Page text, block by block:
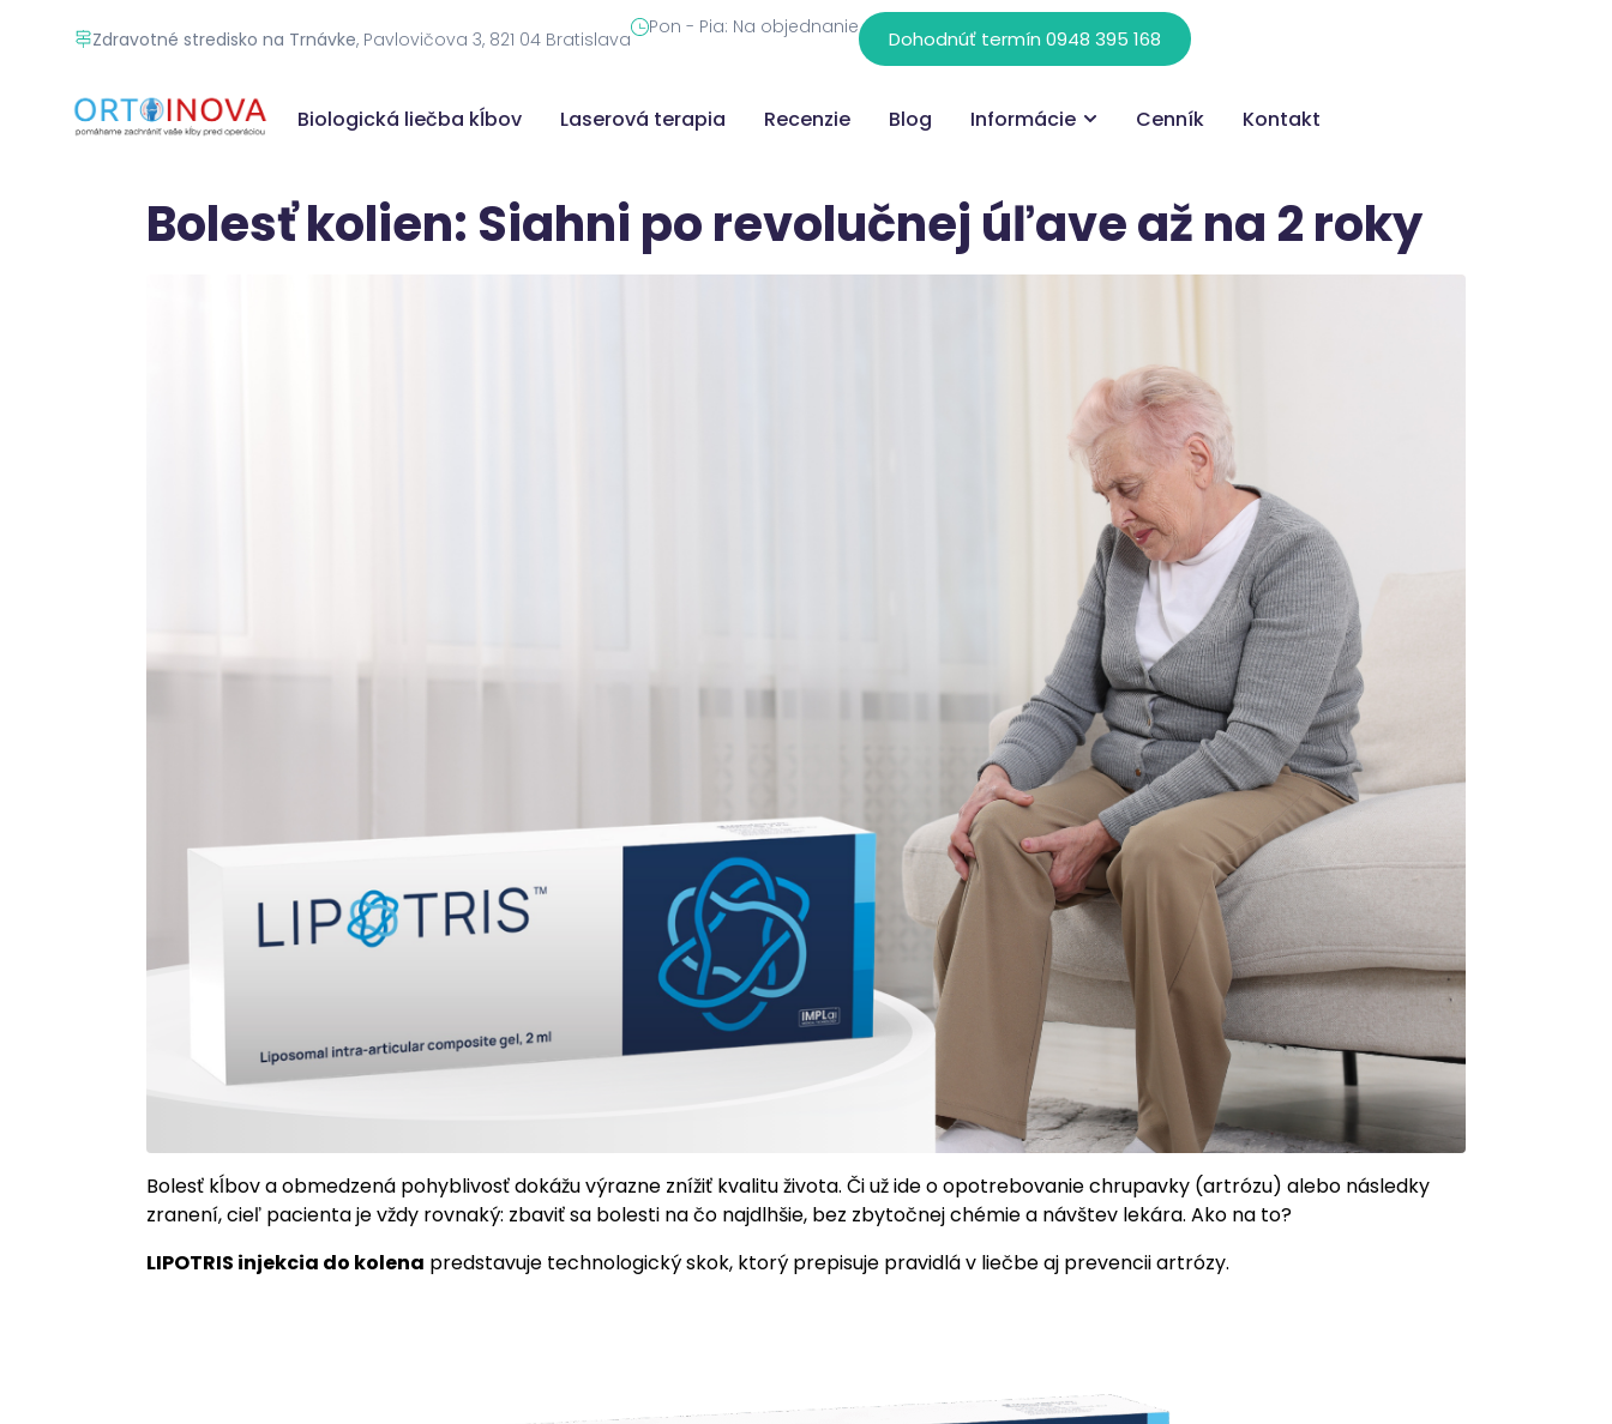
Biologická liečba kĺbov Laserová terapia Recenzie Blog Informácie Cenník Kontakt
Zdravotné stredisko na Trnávke, Pavlovičova 3, 821 04 Bratislava
Pon - Pia: Na objednanie Dohodnúť termín 0948 395 168
Bolesť kolien: Siahni po revolučnej úľave až na 2 roky
Bolesť kĺbov a obmedzená pohyblivosť dokážu výrazne znížiť kvalitu života. Či už ide o opotrebovanie chrupavky (artrózu) alebo následky
zranení, cieľ pacienta je vždy rovnaký: zbaviť sa bolesti na čo najdlhšie, bez zbytočnej chémie a návštev lekára. Ako na to?
LIPOTRIS injekcia do kolena predstavuje technologický skok, ktorý prepisuje pravidlá v liečbe aj prevencii artrózy.